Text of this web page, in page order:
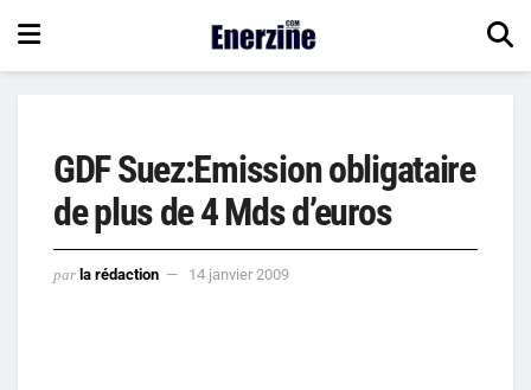
GDF Suez:Emission obligataire
de plus de 4 Mds d’euros
par la rédaction 14 janvier 2009